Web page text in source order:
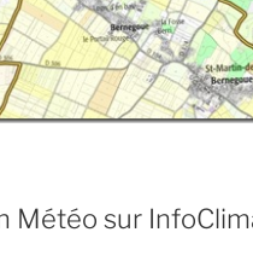
Météo sur